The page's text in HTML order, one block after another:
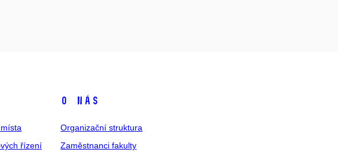
řízení
O nás
Organizační struktura
Zaměstnanci fakulty